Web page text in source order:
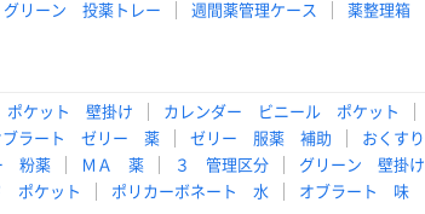
グリーン 投薬トレー 週間薬管理ケース 薬整理箱
ケット 壁掛け カレンダー ビニール ポケット
ブラート ゼリー 薬 ゼリー 服薬 補助 おくすり
粉薬 ＭＡ 薬 ３ 管理区分 グリーン 壁掛け
ポケット ポリカーボネート 水 オブラート 味